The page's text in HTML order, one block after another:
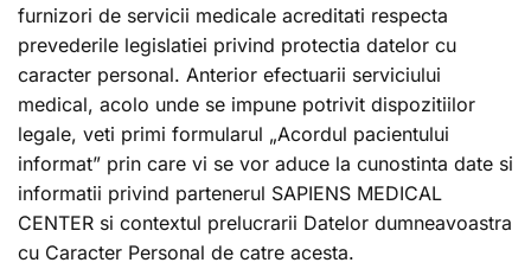
furnizori de servicii medicale acreditati respecta
prevederile legislatiei privind protectia datelor cu
caracter personal. Anterior efectuarii serviciului
medical, acolo unde se impune potrivit dispozitiilor
legale, veti primi formularul „Acordul pacientului
informat” prin care vi se vor aduce la cunostinta date si
informatii privind partenerul SAPIENS MEDICAL
CENTER si contextul prelucrarii Datelor dumneavoastra
cu Caracter Personal de catre acesta.